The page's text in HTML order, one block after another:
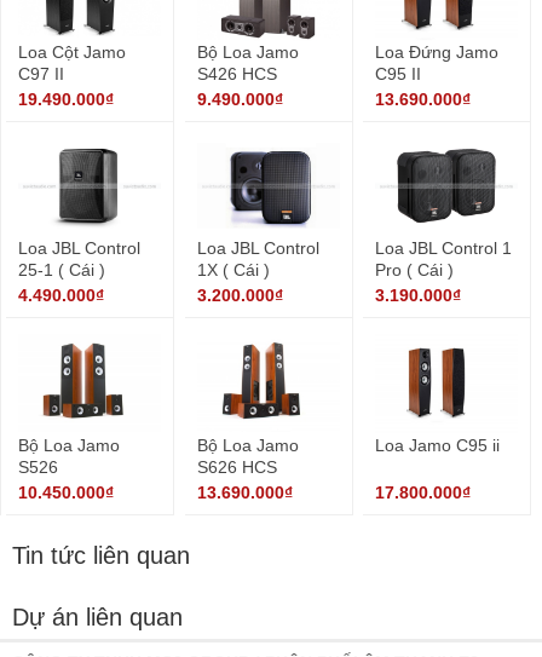
Loa Cột Jamo
C97 II
19.490.000₫
Bộ Loa Jamo
S426 HCS
9.490.000₫
Loa Đứng Jamo
C95 II
13.690.000₫
Loa JBL Control
25-1 ( Cái )
4.490.000₫
Loa JBL Control
1X ( Cái )
3.200.000₫
Loa JBL Control 1
Pro ( Cái )
3.190.000₫
Bộ Loa Jamo
S526
10.450.000₫
Bộ Loa Jamo
S626 HCS
13.690.000₫
Loa Jamo C95 ii
17.800.000₫
Tin tức liên quan
Dự án liên quan